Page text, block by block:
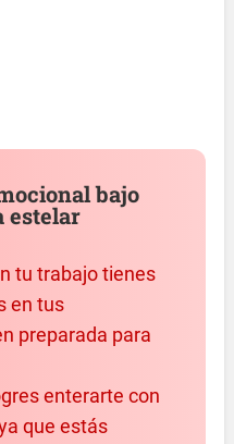
bajo
estelar
tu trabajo tienes
en tus
preparada para
enterarte con
que estás